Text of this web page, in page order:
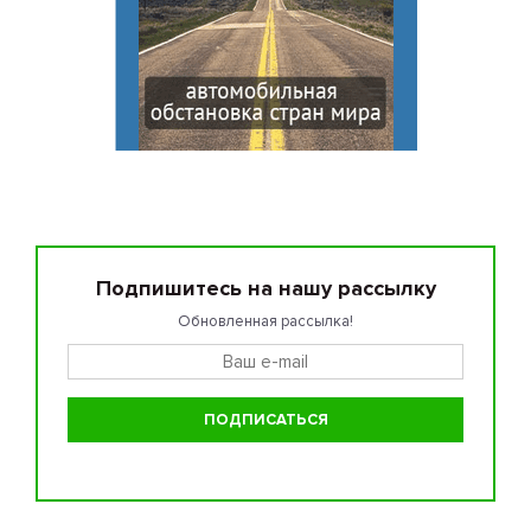
Подпишитесь на нашу рассылку
Обновленная рассылка!